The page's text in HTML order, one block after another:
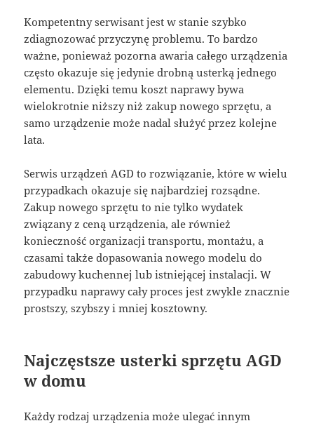
Kompetentny serwisant jest w stanie szybko
zdiagnozować przyczynę problemu. To bardzo
ważne, ponieważ pozorna awaria całego urządzenia
często okazuje się jedynie drobną usterką jednego
elementu. Dzięki temu koszt naprawy bywa
wielokrotnie niższy niż zakup nowego sprzętu, a
samo urządzenie może nadal służyć przez kolejne
lata.
Serwis urządzeń AGD to rozwiązanie, które w wielu
przypadkach okazuje się najbardziej rozsądne.
Zakup nowego sprzętu to nie tylko wydatek
związany z ceną urządzenia, ale również
konieczność organizacji transportu, montażu, a
czasami także dopasowania nowego modelu do
zabudowy kuchennej lub istniejącej instalacji. W
przypadku naprawy cały proces jest zwykle znacznie
prostszy, szybszy i mniej kosztowny.
Najczęstsze usterki sprzętu AGD
w domu
Każdy rodzaj urządzenia może ulegać innym